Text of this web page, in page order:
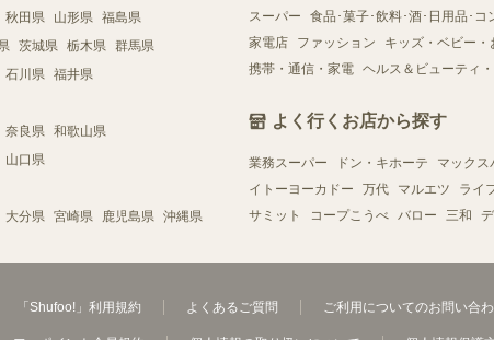
秋田県 山形県 福島県
茨城県 栃木県 群馬県
石川県 福井県
奈良県 和歌山県
山口県
大分県 宮崎県 鹿児島県 沖縄県
スーパー 食品･菓子･飲料･酒･日用品･コ
家電店
ファッション キッズ・ベビー・
携帯・通信・家電 ヘルス＆ビューティ
よく行くお店から探す
業務スーパー ドン・キホーテ マックス
イトーヨーカドー
万代 マルエツ ライ
サミット
コープこうべ バロー 三和
「Shufoo!」利用規約 よくあるご質問 ご利用についてのお問い合